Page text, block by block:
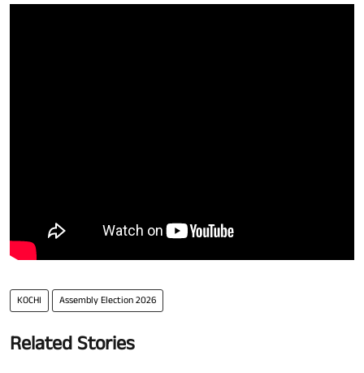
KOCHI Assembly Election 2026
Related Stories